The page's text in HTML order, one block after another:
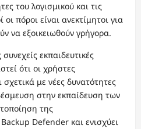
του λογισμικού και τις
πόροι είναι ανεκτίμητοι για
να εξοικειωθούν γρήγορα.
εκπαιδευτικές
ότι οι χρήστες
με νέες δυνατότητες
στην εκπαίδευση των
της
Defender και ενισχύει